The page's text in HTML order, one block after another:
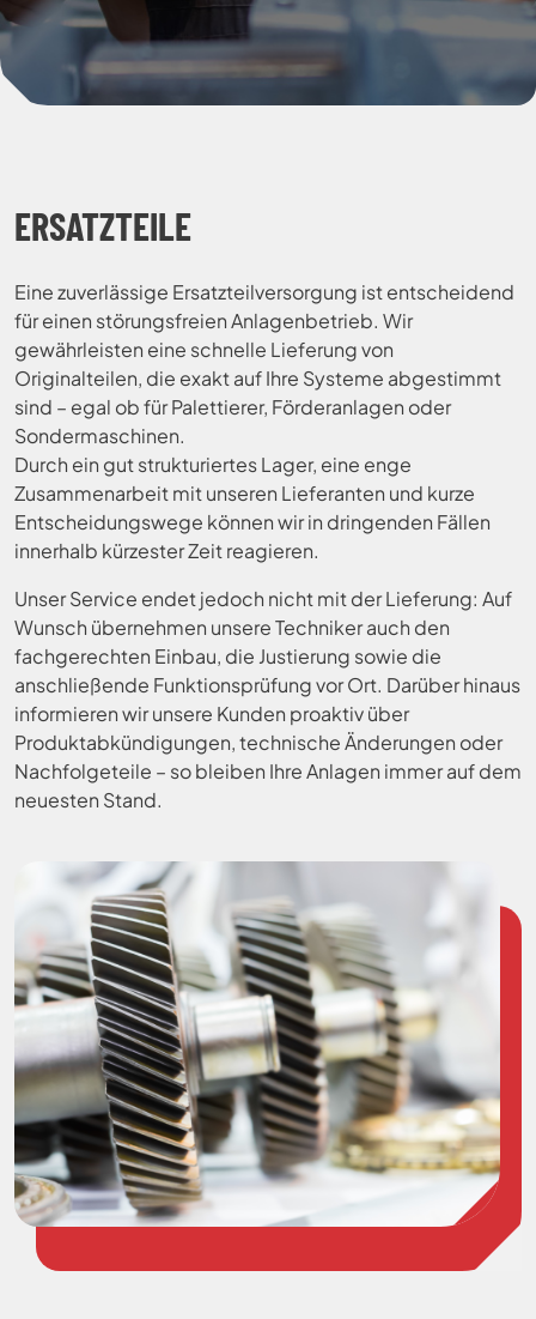
ERSATZTEILE
Eine zuverlässige Ersatzteilversorgung ist entscheidend
für einen störungsfreien Anlagenbetrieb. Wir
gewährleisten eine schnelle Lieferung von
Originalteilen, die exakt auf Ihre Systeme abgestimmt
sind – egal ob für Palettierer, Förderanlagen oder
Sondermaschinen.
Durch ein gut strukturiertes Lager, eine enge
Zusammenarbeit mit unseren Lieferanten und kurze
Entscheidungswege können wir in dringenden Fällen
innerhalb kürzester Zeit reagieren.
Unser Service endet jedoch nicht mit der Lieferung: Auf
Wunsch übernehmen unsere Techniker auch den
fachgerechten Einbau, die Justierung sowie die
anschließende Funktionsprüfung vor Ort. Darüber hinaus
informieren wir unsere Kunden proaktiv über
Produktabkündigungen, technische Änderungen oder
Nachfolgeteile – so bleiben Ihre Anlagen immer auf dem
neuesten Stand.